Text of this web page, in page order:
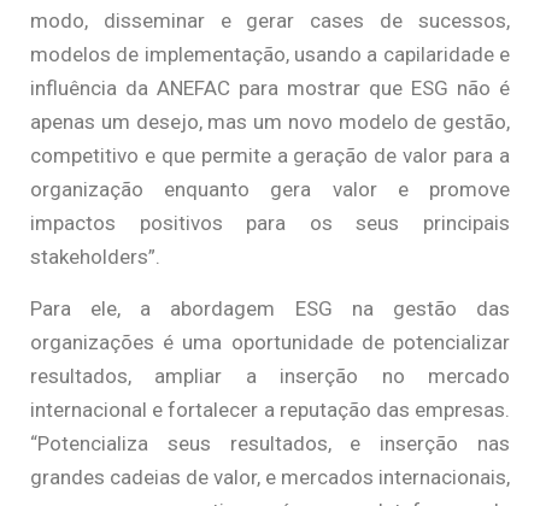
modo, disseminar e gerar cases de sucessos,
modelos de implementação, usando a capilaridade e
influência da ANEFAC para mostrar que ESG não é
apenas um desejo, mas um novo modelo de gestão,
competitivo e que permite a geração de valor para a
organização enquanto gera valor e promove
impactos positivos para os seus principais
stakeholders”.
Para ele, a abordagem ESG na gestão das
organizações é uma oportunidade de potencializar
resultados, ampliar a inserção no mercado
internacional e fortalecer a reputação das empresas.
“Potencializa seus resultados, e inserção nas
grandes cadeias de valor, e mercados internacionais,